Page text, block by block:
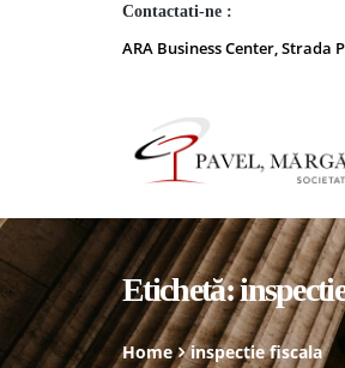
Contactati-ne :
ARA Business Center, Strada
Etichetă:
Home inspectie fiscala